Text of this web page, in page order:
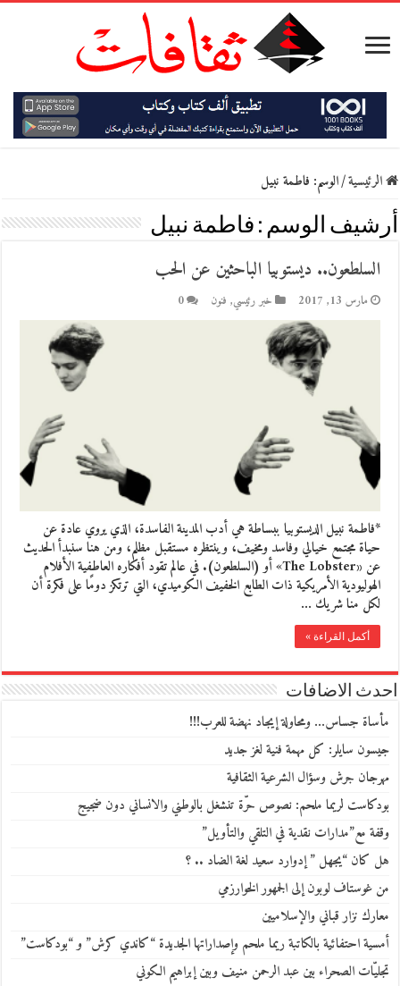
الرئيسية/الوسم: فاطمة نبيل
أرشيف الوسم : فاطمة نبيل
السلطعون.. ديستوبيا الباحثين عن الحب
مارس 13, 2017 خبر رئيسي, فنون 0
*فاطمة نبيل الديستوبيا ببساطة هي أدب المدينة الفاسدة، الذي يروي عادة عن
حياة مجتمع خيالي وفاسد ومخيف، وينتظره مستقبل مظلم، ومن هنا سنبدأ الحديث
عن «The Lobster» أو (السلطعون). في عالم تقود أفكاره العاطفية الأفلام
الهوليودية الأمريكية ذات الطابع الخفيف الكوميدي، التي ترتكز دومًا على فكرة أن
لكل منا شريك …
أكمل القراءة »
احدث الاضافات
مأساة جساس… ومحاولة إيجاد نهضة للعرب!!!
جيسون سايلر: كل مهمة فنية لغز جديد
مهرجان جرش وسؤال الشرعية الثقافية
بودكاست لريما ملحم: نصوص حرّة تنشغل بالوطني والانساني دون ضجيج
وقفة مع”مدارات نقدية في التلقي والتأويل”
هل كان “يجهل ” إدوارد سعيد لغة الضاد .. ؟
من غوستاف لوبون إلى الجمهور الخوارزمي
معارك نزار قباني والإسلاميين
أمسية احتفائية بالكاتبة ريما ملحم وإصداراتها الجديدة “كاندي كرش” و “بودكاست”
تجليّات الصحراء بين عبد الرحمن منيف وبين إبراهيم الكوني